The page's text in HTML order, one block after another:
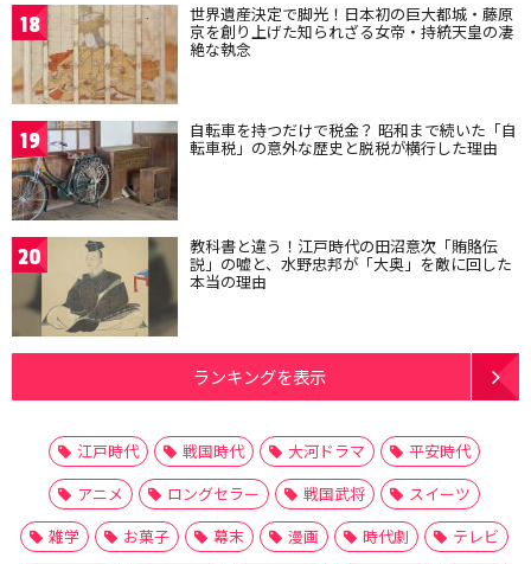
18 世界遺産決定で脚光！日本初の巨大都城・藤原
京を創り上げた知られざる女帝・持統天皇の凄
絶な執念
19 自転車を持つだけで税金？ 昭和まで続いた「自
転車税」の意外な歴史と脱税が横行した理由
20 教科書と違う！江戸時代の田沼意次「賄賂伝
説」の嘘と、水野忠邦が「大奥」を敵に回した
本当の理由
ランキングを表示
江戸時代 戦国時代 大河ドラマ
平安時代
アニメ
ロングセラー 戦国武将
スイーツ
雑学
お菓子 幕末 漫画 時代劇
テレビ